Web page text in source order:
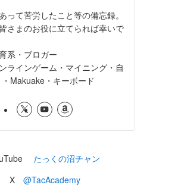
って苦労したこと等の備忘録。
さまのお役に立てられば幸いで
系・ブロガー
ラインゲーム・マイニング・自
Makuake・キーボード
たっくの沼チャン
X @TacAcademy